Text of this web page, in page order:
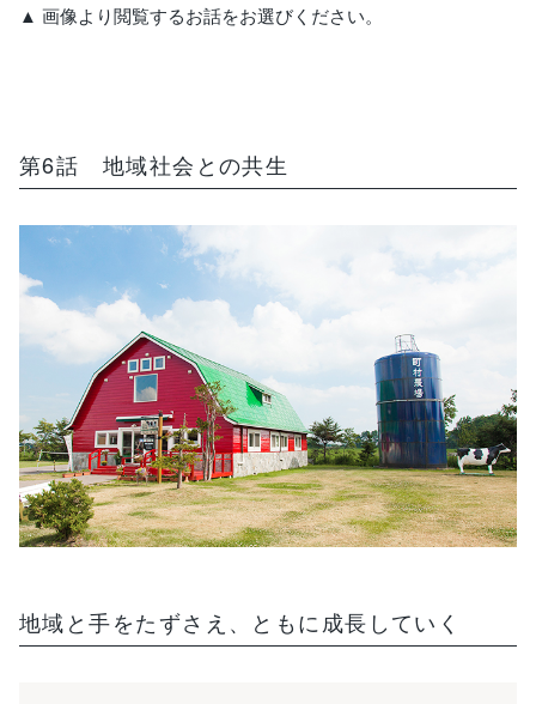
▲ 画像より閲覧するお話をお選びください。
第6話 地域社会との共生
地域と手をたずさえ、ともに成長していく